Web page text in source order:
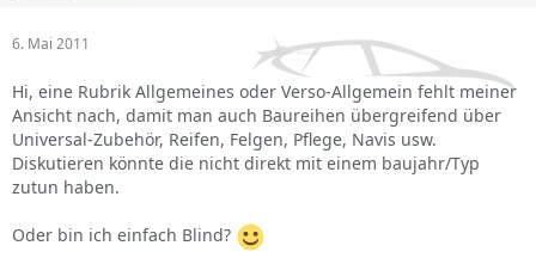
6. Mai 2011
Hi, eine Rubrik Allgemeines oder Verso-Allgemein fehlt meiner
Ansicht nach, damit man auch Baureihen übergreifend über
Universal-Zubehör, Reifen, Felgen, Pflege, Navis usw.
Diskutieren könnte die nicht direkt mit einem baujahr/Typ
zutun haben.
Oder bin ich einfach Blind?